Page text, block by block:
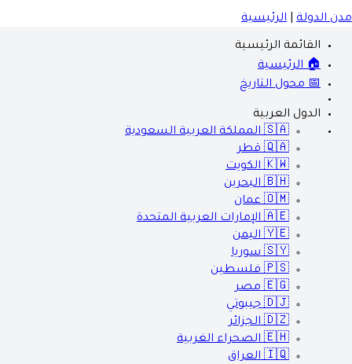
مدن الدولة الرئيسية
القائمة الرئيسية
🏠 الرئيسية
📅 محول التاريخ
الدول العربية
🇸🇦 المملكة العربية السعودية
🇶🇦 قطر
🇰🇼 الكويت
🇧🇭 البحرين
🇴🇲 عمان
🇦🇪 الإمارات العربية المتحدة
🇾🇪 اليمن
🇸🇾 سوريا
🇵🇸 فلسطين
🇪🇬 مصر
🇩🇯 جيبوتي
🇩🇿 الجزائر
🇪🇭 الصحراء الغربية
🇮🇶 العراق